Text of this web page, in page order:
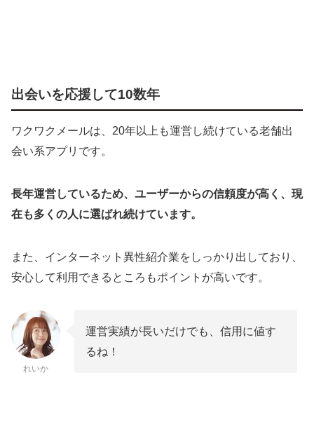
出会いを応援して10数年
ワクワクメールは、20年以上も運営し続けている老舗出
会い系アプリです。
長年運営しているため、ユーザーからの信頼度が高く、現
在も多くの人に選ばれ続けています。
また、インターネット異性紹介業をしっかり出しており、
安心して利用できるところもポイントが高いです。
れいか
運営実績が長いだけでも、信用に値す
るね！